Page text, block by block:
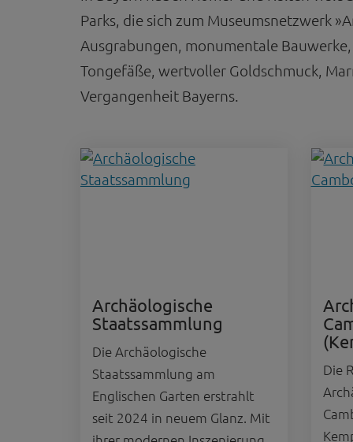
Parks, die sich zum Museumsnetzwerk
Ausgrabungen, monumentale
Tongefäße, wertvoller Goldschmuck,
Vergangenheit Bayerns.
Archäologische
Staatssammlung
Die Archäologische
Staatssammlung am
Englischen Garten erstrahlt
seit 2024 in neuem Glanz. Mit
Die